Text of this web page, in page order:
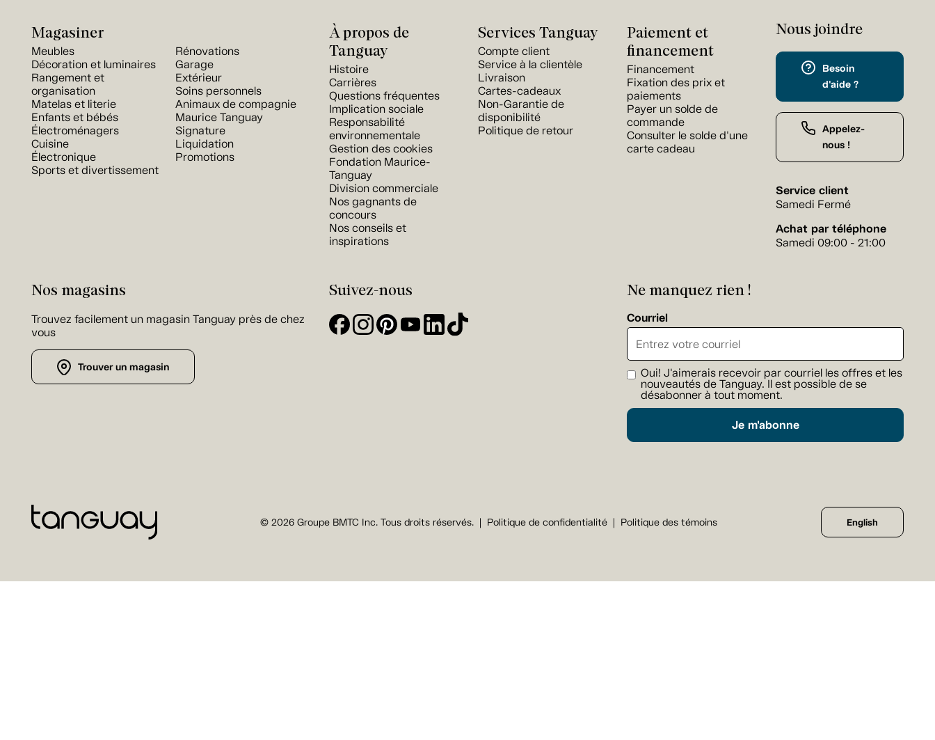
Magasiner
Meubles
Décoration et luminaires
Rangement et
organisation
Matelas et literie
Enfants et bébés
Électroménagers
Cuisine
Électronique
Sports et divertissement
Rénovations
Garage
Extérieur
Soins personnels
Animaux de compagnie
Maurice Tanguay
Signature
Liquidation
Promotions
À propos de
Tanguay
Histoire
Carrières
Questions fréquentes
Implication sociale
Responsabilité
environnementale
Gestion des cookies
Fondation Maurice-
Tanguay
Division commerciale
Nos gagnants de
concours
Nos conseils et
inspirations
Services Tanguay
Compte client
Service à la clientèle
Livraison
Cartes-cadeaux
Non-Garantie de
disponibilité
Politique de retour
Paiement et
financement
Financement
Fixation des prix et
paiements
Payer un solde de
commande
Consulter le solde d'une
carte cadeau
Nous joindre
Besoin
d'aide ?
Appelez-
nous !
Service client
Samedi Fermé
Achat par téléphone
Samedi 09:00 - 21:00
Nos magasins
Trouvez facilement un magasin Tanguay près de chez
vous
Trouver un magasin
Suivez-nous Ne manquez rien !
Courriel
Oui! J'aimerais recevoir par courriel les offres et les
nouveautés de Tanguay. Il est possible de se
désabonner à tout moment.
Je m'abonne
© 2026 Groupe BMTC Inc. Tous droits réservés. Politique de confidentialité Politique des témoins English